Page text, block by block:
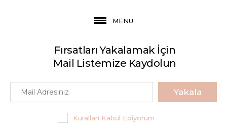
MENU
Fırsatları Yakalamak İçin
Mail Listemize Kaydolun
Yakala
Kuralları Kabul Ediyorum